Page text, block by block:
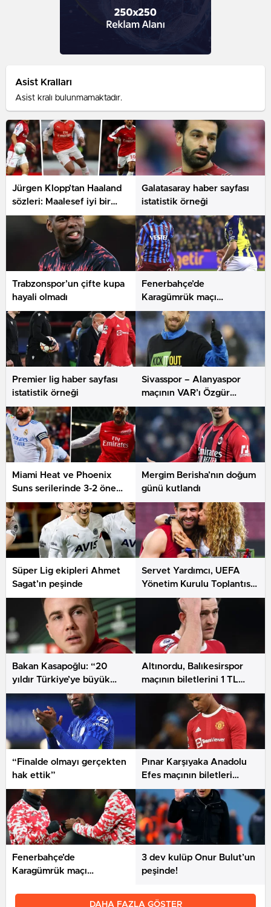
Asist Kralları
Asist kralı bulunmamaktadır.
Jürgen Klopp’tan Haaland
sözleri: Maalesef iyi bir
transfer
Galatasaray haber sayfası
istatistik örneği
Trabzonspor’un çifte kupa
hayali olmadı
Fenerbahçe’de
Karagümrük maçı
hazırlıkları sürüyor
Premier lig haber sayfası
istatistik örneği
Sivasspor – Alanyaspor
maçının VAR’ı Özgür
Yankaya oldu
Miami Heat ve Phoenix
Suns serilerinde 3-2 öne
geçti
Mergim Berisha’nın doğum
günü kutlandı
Süper Lig ekipleri Ahmet
Sagat’ın peşinde
Servet Yardımcı, UEFA
Yönetim Kurulu Toplantısı
ve UEFA Kongresi’ne
Bakan Kasapoğlu: “20
yıldır Türkiye’ye büyük
emekler verdik”
Altınordu, Balıkesirspor
maçının biletlerini 1 TL
olarak belirledi
“Finalde olmayı gerçekten
hak ettik”
Pınar Karşıyaka Anadolu
Efes maçının biletleri
satışta
Fenerbahçe’de
Karagümrük maçı
3 dev kulüp Onur Bulut’un
peşinde!
DAHA FAZLA GÖSTER